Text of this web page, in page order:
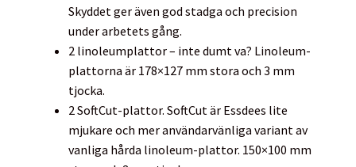
Skyddet ger även god stadga och precision
under arbetets gång.
2 linoleumplattor – inte dumt va? Linoleum-
plattorna är 178×127 mm stora och 3 mm
tjocka.
2 SoftCut-plattor. SoftCut är Essdees lite
mjukare och mer användarvänliga variant av
vanliga hårda linoleum-plattor. 150×100 mm